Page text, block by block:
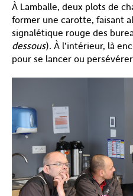
À Lamballe, deux plots de
former une carotte, faisant
signalétique rouge des
dessous). À l’intérieur, là
pour se lancer ou